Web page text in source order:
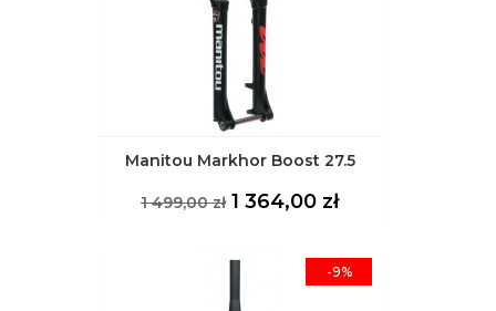
Manitou Markhor Boost 27.5
Cena
1 499,00 zł Cena
1 364,00 zł
-9%